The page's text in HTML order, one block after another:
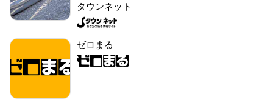
タウンネット
ゼロまる